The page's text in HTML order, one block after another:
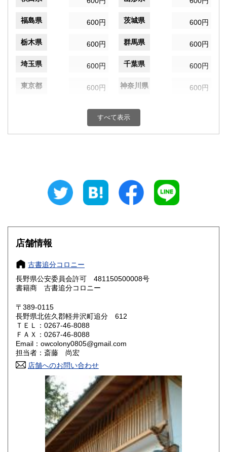
福島県 600円 茨城県 600円
栃木県 600円 群馬県 600円
埼玉県 600円 千葉県 600円
東京都 600円 神奈川県 600円
600円 富山県
600円 三重県
大阪府
奈良県
鳥取県 600円 島根県
岡山県
山口県 600円
香川県 600円 愛媛県
高知県 600円
600円 長崎県
600円 大分県
600円 鹿児島県
すべて表示
店舗情報
古書追分コロニー
長野県公安委員会許可 481150500008号
書籍商 古書追分コロニー
〒389-0115
長野県北佐久郡軽井沢町追分 612
ＴＥＬ：0267-46-8088
ＦＡＸ：0267-46-8088
Email：owcolony0805@gmail.com
担当者：斎藤 尚宏
店舗へのお問い合わせ